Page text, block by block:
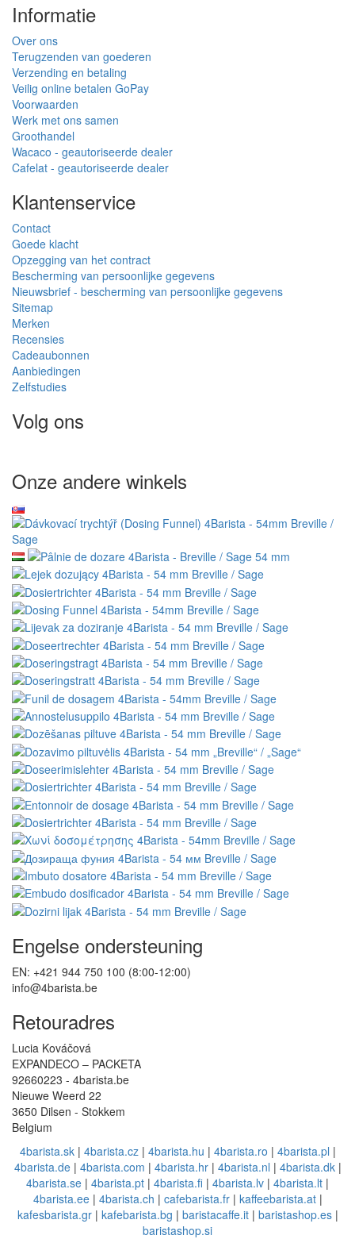
Informatie
Over ons
Terugzenden van goederen
Verzending en betaling
Veilig online betalen GoPay
Voorwaarden
Werk met ons samen
Groothandel
Wacaco - geautoriseerde dealer
Cafelat - geautoriseerde dealer
Klantenservice
Contact
Goede klacht
Opzegging van het contract
Bescherming van persoonlijke gegevens
Nieuwsbrief - bescherming van persoonlijke gegevens
Sitemap
Merken
Recensies
Cadeaubonnen
Aanbiedingen
Zelfstudies
Volg ons
Onze andere winkels
Engelse ondersteuning
EN: +421 944 750 100 (8:00-12:00)
info@4barista.be
Retouradres
Lucia Kováčová
EXPANDECO – PACKETA
92660223 - 4barista.be
Nieuwe Weerd 22
3650 Dilsen - Stokkem
Belgium
4barista.sk| 4barista.cz| 4barista.hu | 4barista.ro | 4barista.pl |
4barista.de| 4barista.com | 4barista.hr| 4barista.nl | 4barista.dk|
4barista.se | 4barista.pt | 4barista.fi | 4barista.lv | 4barista.lt |
4barista.ee| 4barista.ch | cafebarista.fr| kaffeebarista.at|
kafesbarista.gr| kafebarista.bg | baristacaffe.it| baristashop.es|
baristashop.si